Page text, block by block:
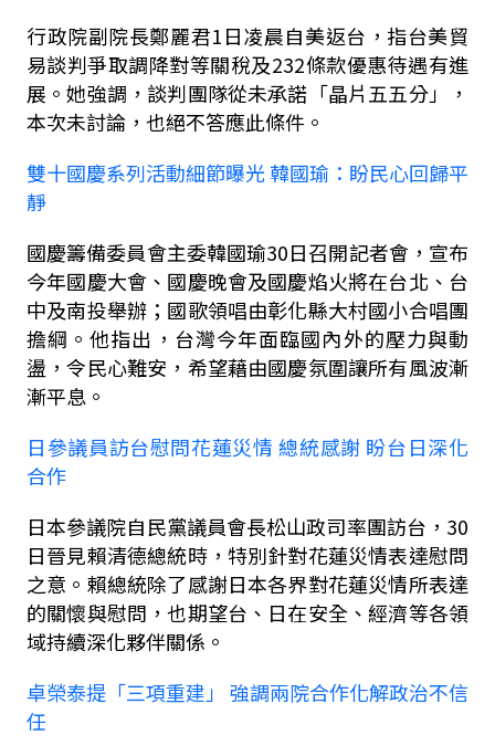
行政院副院長鄭麗君1日凌晨自美返台，指台美貿
易談判爭取調降對等關稅及232條款優惠待遇有進
展。她強調，談判團隊從未承諾「晶片五五分」，
本次未討論，也絕不答應此條件。
雙十國慶系列活動細節曝光 韓國瑜：盼民心回歸平
靜
國慶籌備委員會主委韓國瑜30日召開記者會，宣布
今年國慶大會、國慶晚會及國慶焰火將在台北、台
中及南投舉辦；國歌領唱由彰化縣大村國小合唱團
擔綱。他指出，台灣今年面臨國內外的壓力與動
盪，令民心難安，希望藉由國慶氛圍讓所有風波漸
漸平息。
日參議員訪台慰問花蓮災情 總統感謝 盼台日深化
合作
日本參議院自民黨議員會長松山政司率團訪台， 30
日晉見賴清德總統時，特別針對花蓮災情表達慰問
之意。賴總統除了感謝日本各界對花蓮災情所表達
的關懷與慰問，也期望台、日在安全、經濟等各領
域持續深化夥伴關係。
卓榮泰提「三項重建」 強調兩院合作化解政治不信
任